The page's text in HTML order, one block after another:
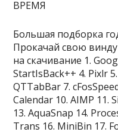
Большая подборка
Прокачай свою
на скачивание 1.
StartIsBack++ 4. Pixlr
QTTabBar 7.
Calendar 10. AIMP 11.
13. AquaSnap 14.
Trans 16. MiniBin 17.